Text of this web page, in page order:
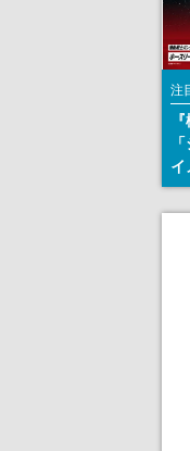
注
リ
に